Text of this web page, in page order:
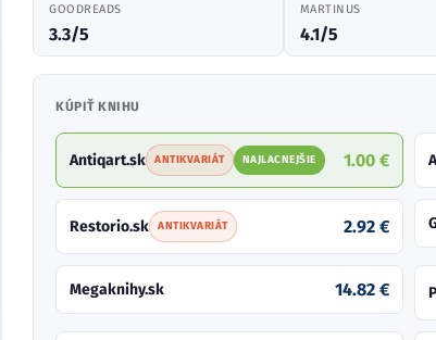
GOODREADS
3.3/5
MARTINUS
4.1/5
KÚPIŤ KNIHU
Antiqart.sk ANTIKVARIÁT NAJLACNEJŠIE 1.00 €
Restorio.sk ANTIKVARIÁT 2.92 €
Megaknihy.sk 14.82 €